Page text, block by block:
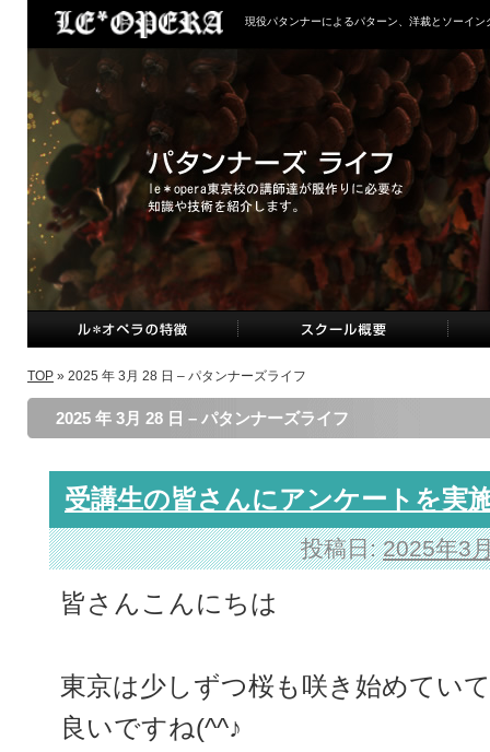
現役パタンナーによるパターン、洋裁とソーイン
TOP » 2025 年 3月 28 日 – パタンナーズライフ
2025 年 3月 28 日 – パタンナーズライフ
受講生の皆さんにアンケートを実
投稿日: 2025年3
皆さんこんにちは
東京は少しずつ桜も咲き始めてい
良いですね(^^♪